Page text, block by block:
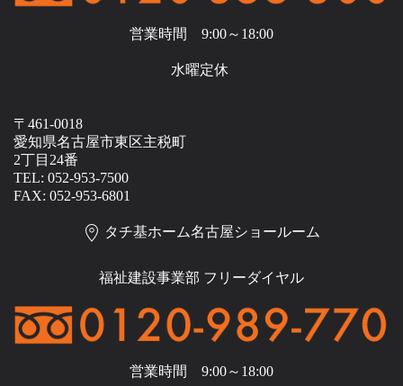
営業時間 9:00～18:00
水曜定休
〒461-0018
愛知県名古屋市東区主税町
2丁目24番
TEL: 052-953-7500
FAX: 052-953-6801
タチ基ホーム名古屋ショールーム
福祉建設事業部 フリーダイヤル
営業時間 9:00～18:00